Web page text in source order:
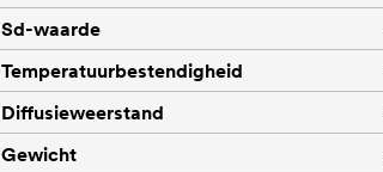
Sd-waarde
Temperatuurbestendigheid
Diffusieweerstand
Gewicht